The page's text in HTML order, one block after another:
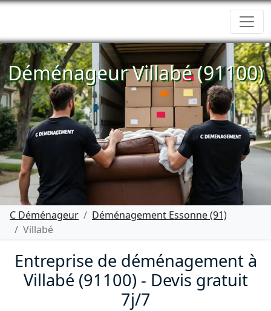
Déménageur Villabé (91100)
C Déménageur
Déménagement Essonne (91)
Villabé
Entreprise de déménagement à
Villabé (91100) - Devis gratuit
7j/7